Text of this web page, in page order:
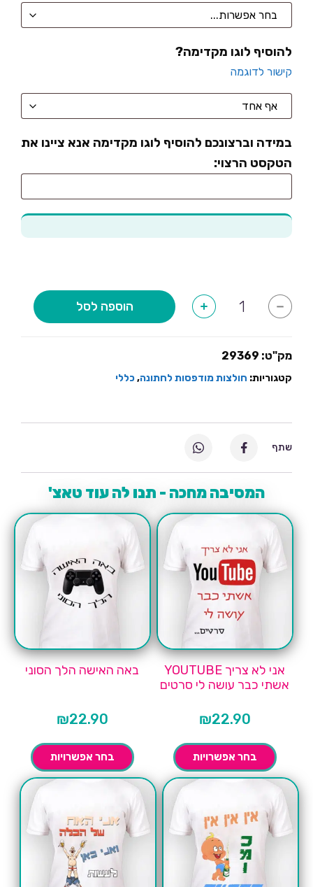
להוסיף לוגו מקדימה?
קישור לדוגמה
במידה וברצונכם להוסיף לוגו מקדימה אנא ציינו את
הטקסט הרצוי:
-
של
מסתכלת
נשוי
+ הוספה לסל
מק"ט: 29369
קטגוריות: חולצות מודפסות לחתונה,כללי
המסיבה מחכה - תנו לה עוד טאצ'
אני לא צריך YOUTUBE
אשתי כבר עושה לי סרטים
₪22.90
בחר אפשרויות
באה האישה הלך הסוני
₪22.90
בחר אפשרויות
שתף